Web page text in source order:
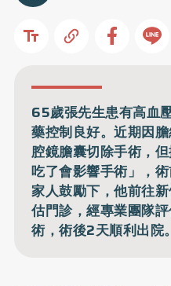
65歲張先生患有高血
藥控制良好。近期因
腔鏡膽囊切除手術，
吃了會影響手術」，
家人鼓勵下，他前往
估門診，經專業團隊
術，術後2天順利出院。